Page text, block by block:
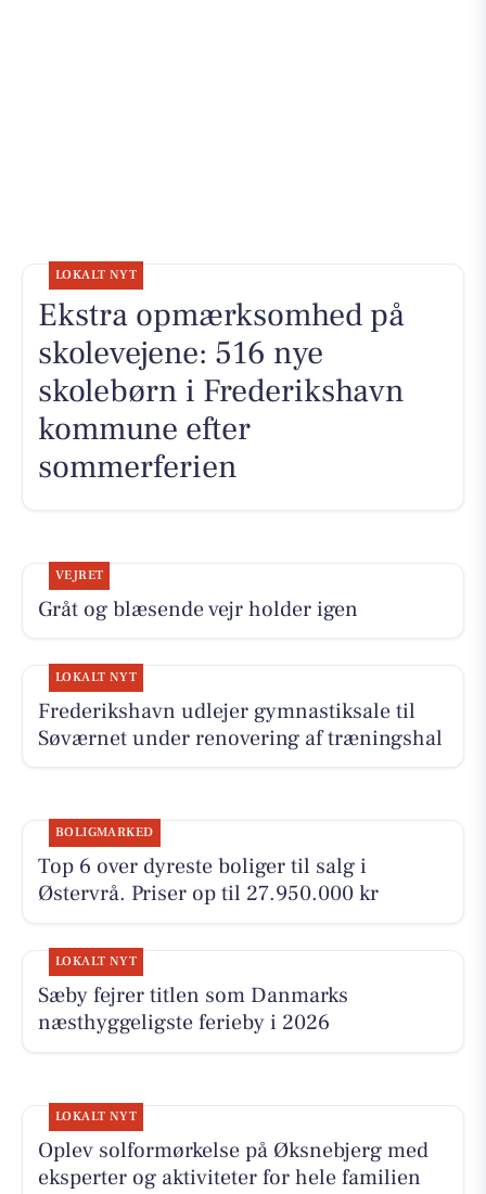
LOKALT NYT
Ekstra opmærksomhed på
skolevejene: 516 nye
skolebørn i Frederikshavn
kommune efter
sommerferien
VEJRET
Gråt og blæsende vejr holder igen
LOKALT NYT
Frederikshavn udlejer gymnastiksale til
Søværnet under renovering af træningshal
BOLIGMARKED
Top 6 over dyreste boliger til salg i
Østervrå. Priser op til 27.950.000 kr
LOKALT NYT
Sæby fejrer titlen som Danmarks
næsthyggeligste ferieby i 2026
LOKALT NYT
Oplev solformørkelse på Øksnebjerg med
eksperter og aktiviteter for hele familien